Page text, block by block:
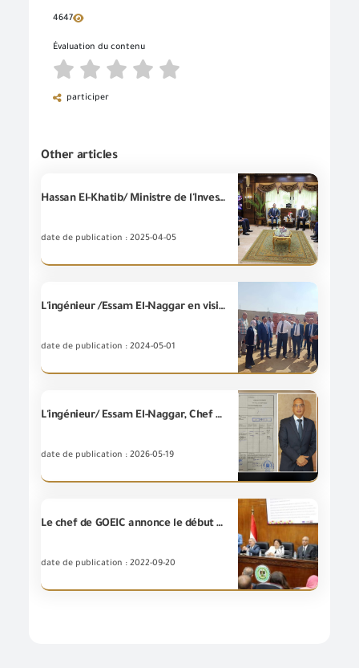
4647
Évaluation du contenu
participer
Other articles
Hassan El-Khatib/ Ministre de l'Investissement et du Commerce Extérieur, s'est rendu ce matin au gouvernorat d'Alexandrie, où il a inspecté un certain nombre d'entités concernées par le dédouanement, ainsi que le siège de la Chambre de commerce à Alexandrie. Le Ministre a également tenu une réunion approfondie avec la communauté commerciale d'Alexandrie.
date de publication : 2025-04-05
L'ingénieur /Essam El-Naggar en visite d'inspection à la succursale de la (GOEIC) située à la ville de Badr
date de publication : 2024-05-01
L'ingénieur/ Essam El-Naggar, Chef de la (GOEIC) annonce la délivrance du premier certificat d'origine égyptien à la Chine.
date de publication : 2026-05-19
Le chef de GOEIC annonce le début de l’enregistrement du programme du système" L'exportateur accrédité "sur le site Web de l’Autorité à partir du début d’octobre
date de publication : 2022-09-20